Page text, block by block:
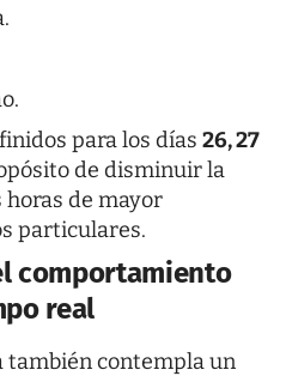
para los días 26, 27
de disminuir la
de mayor
particulares.
comportamiento
real
también contempla un